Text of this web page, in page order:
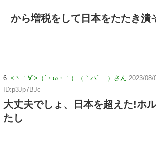
から増税をして日本をたたき潰
6: <丶｀∀´>（´・ω・｀）（｀ハ´ ）さん 2023/08/
ID:p3Jp7BJc
大丈夫でしょ、日本を超えた!ホ
たし